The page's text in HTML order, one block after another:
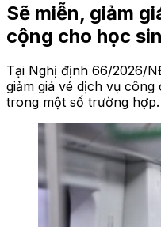
Sẽ miễn, giảm
cộng cho học
Tại Nghị định 66/2026/
giảm giá vé dịch vụ công
trong một số trường hợp.